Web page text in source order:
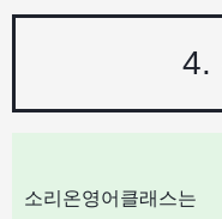
4.
소리온영어클래스는